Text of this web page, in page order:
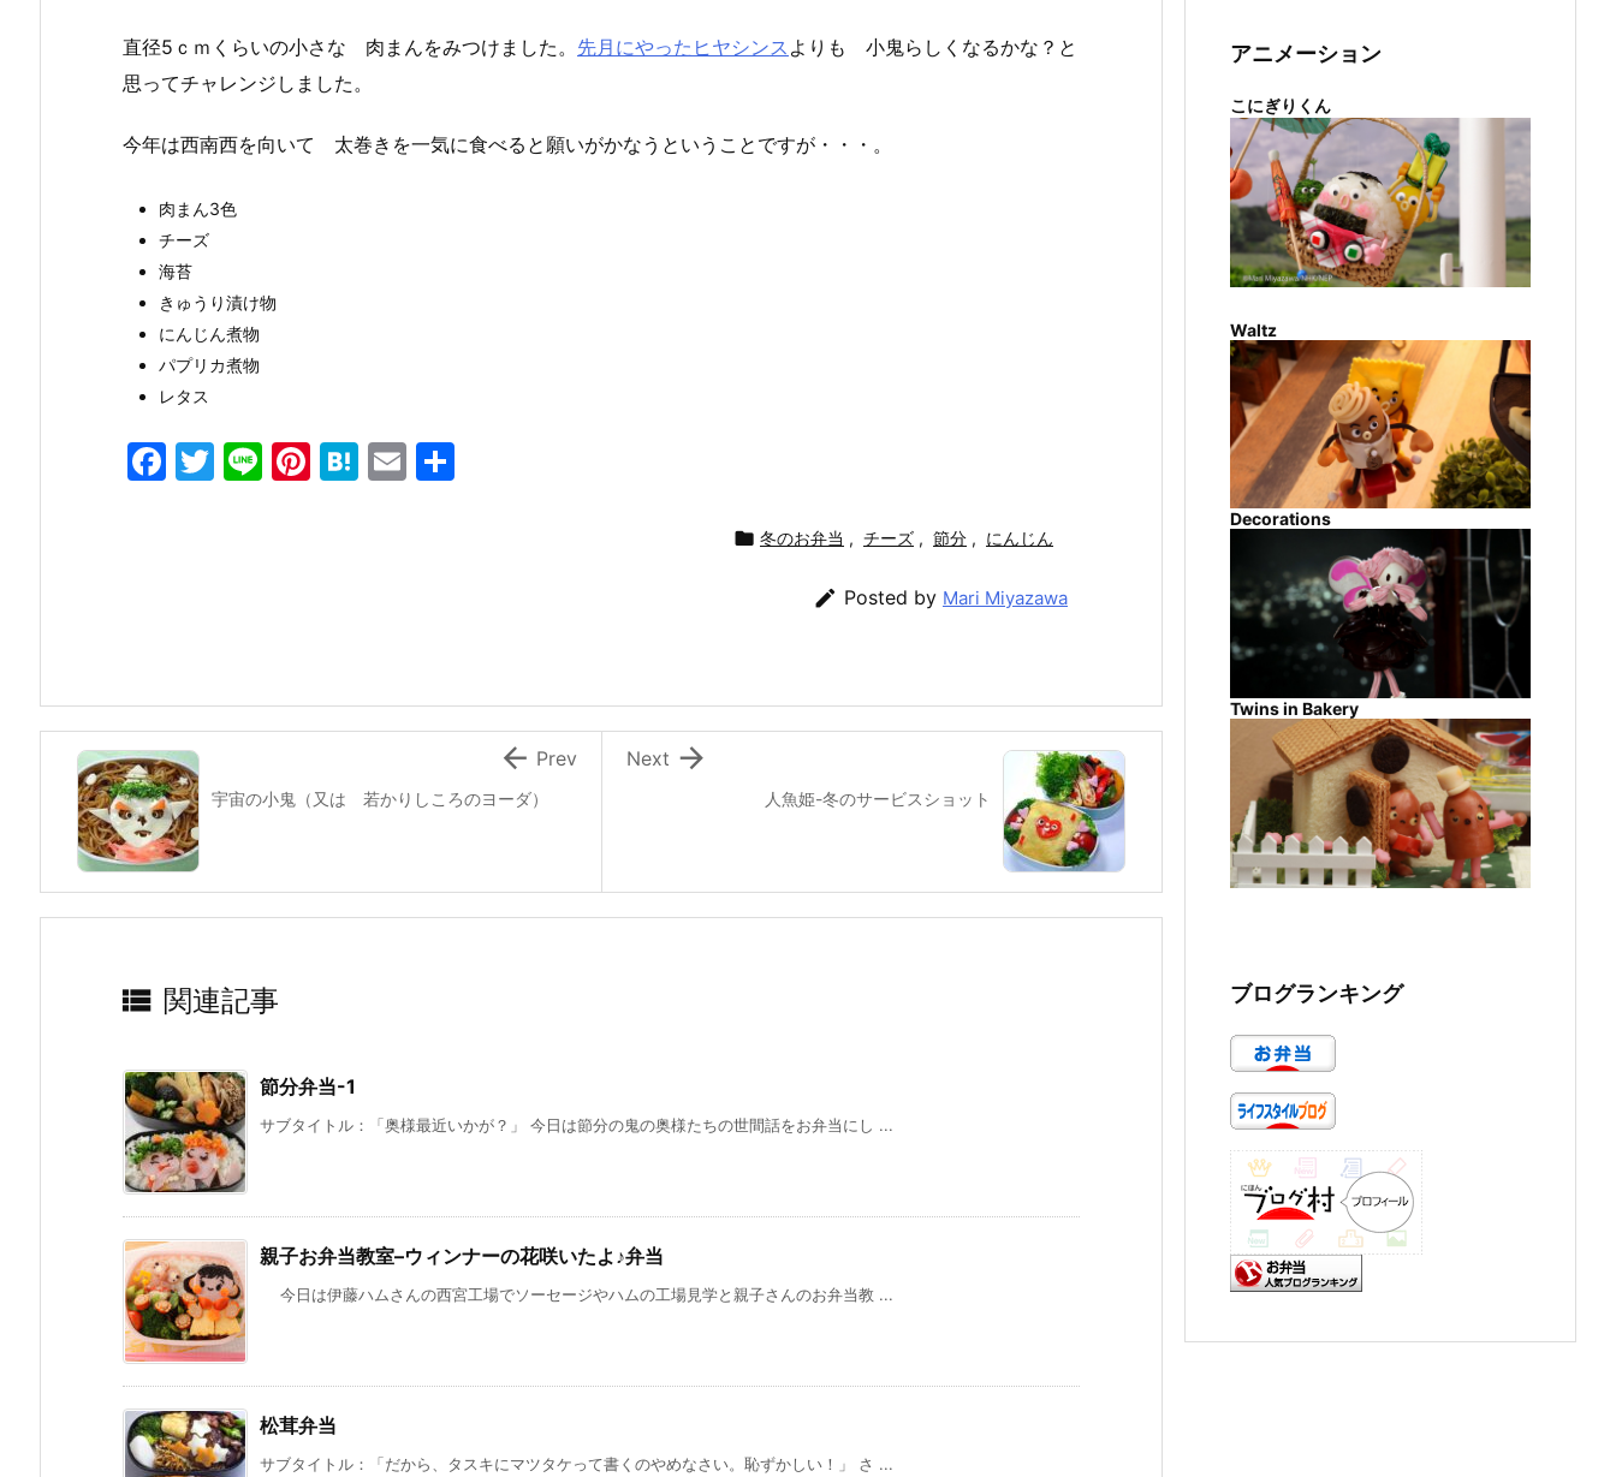
直径5ｃｍくらいの小さな 肉まんをみつけました。 先月にやったヒヤシンス よりも 小鬼らしくなるかな？と
思ってチャレンジしました。
今年は西南西を向いて 太巻きを一気に食べると願いがかなうということですが・・・。
肉まん3色
チーズ
海苔
きゅうり漬け物
にんじん煮物
パプリカ煮物
レタス
F
k
T
Li Pi H
E
 冬のお弁当 , チーズ , 節分 , にんじん
 Posted by Mari Miyazawa
人魚姫-冬のサービスショット

Next
宇宙の小鬼（又は 若かりしころのヨーダ）
 Prev
 関連記事
節分弁当-1
サブタイトル：「奥様最近いかが？」 今日は節分の鬼の奥様たちの世間話をお弁当にし ...
親子お弁当教室–ウィンナーの花咲いたよ♪弁当
今日は伊藤ハムさんの西宮工場でソーセージやハムの工場見学と親子さんのお弁当教 ...
松茸弁当
サブタイトル：「だから、タスキにマツタケって書くのやめなさい。恥ずかしい！」 さ ...
ー
アニメーション
こにぎりくん
Waltz
Decorations
Twins in Bakery
ブログランキング